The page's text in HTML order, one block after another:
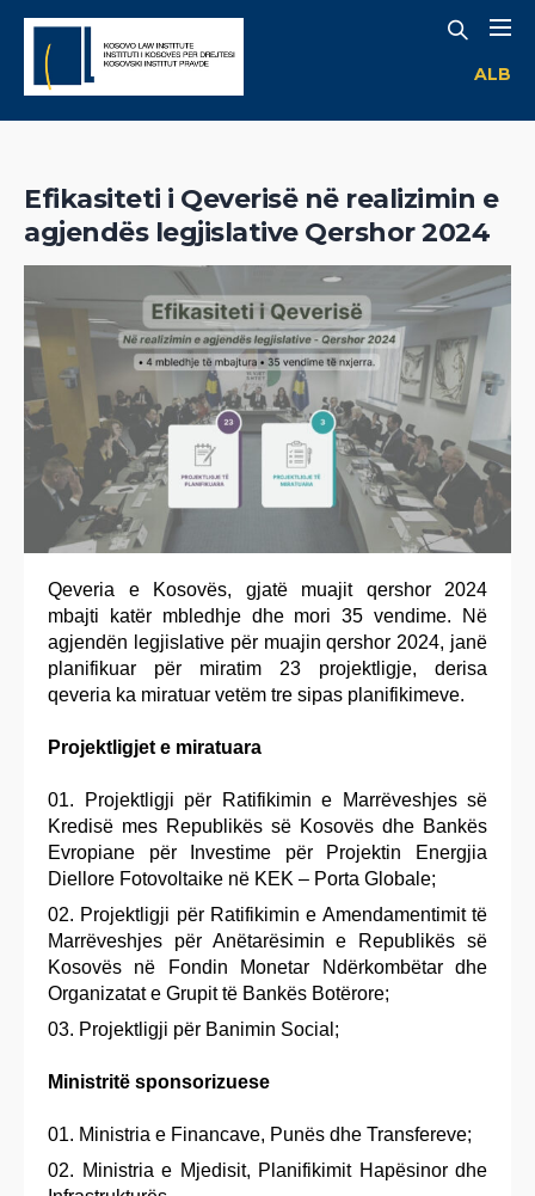
ALB
Efikasiteti i Qeverisë në realizimin e
agjendës legjislative Qershor 2024
Qeveria e Kosovës, gjatë muajit qershor 2024
mbajti katër mbledhje dhe mori 35 vendime. Në
agjendën legjislative për muajin qershor 2024, janë
planifikuar për miratim 23 projektligje, derisa
qeveria ka miratuar vetëm tre sipas planifikimeve.
Projektligjet e miratuara
Projektligji për Ratifikimin e Marrëveshjes së
Kredisë mes Republikës së Kosovës dhe Bankës
Evropiane për Investime për Projektin Energjia
Diellore Fotovoltaike në KEK – Porta Globale;
Projektligji për Ratifikimin e Amendamentimit të
Marrëveshjes për Anëtarësimin e Republikës së
Kosovës në Fondin Monetar Ndërkombëtar dhe
Organizatat e Grupit të Bankës Botërore;
Projektligji për Banimin Social;
Ministritë sponsorizuese
Ministria e Financave, Punës dhe Transfereve;
Ministria e Mjedisit, Planifikimit Hapësinor dhe